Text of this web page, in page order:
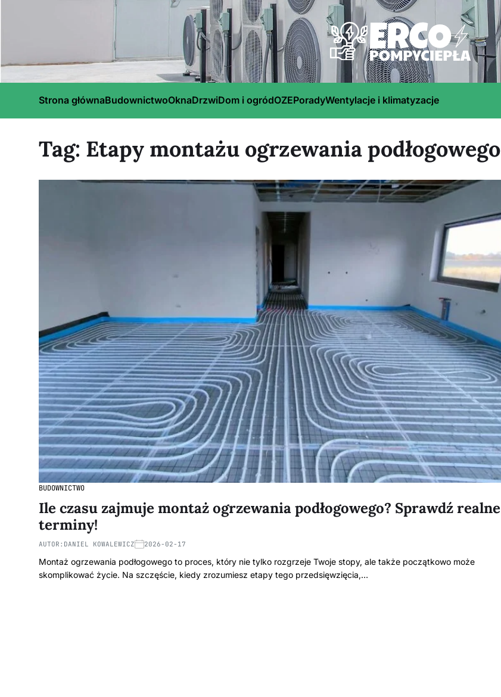
Strona głównaBudownictwoOknaDrzwiDom i ogródOZEPoradyWentylacje i klimatyzacje
Tag: Etapy montażu ogrzewania podłogowego
BUDOWNICTWO
Ile czasu zajmuje montaż ogrzewania podłogowego? Sprawdź realne
terminy!
AUTOR: DANIEL KOWALEWICZ 2026-02-17
Montaż ogrzewania podłogowego to proces, który nie tylko rozgrzeje Twoje stopy, ale także początkowo może
skomplikować życie. Na szczęście, kiedy zrozumiesz etapy tego przedsięwzięcia,…